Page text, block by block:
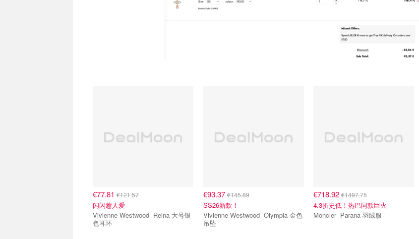
€77.81 €121.57
闪闪惹人爱
Vivienne Westwood Reina 大号银
色耳环
€93.37€145.89
SS26新款！
Vivienne Westwood Olympia 金色
吊坠
€718.92 €1497.75
4.3折史低！热巴同款巨火
Moncler Parana 羽绒服